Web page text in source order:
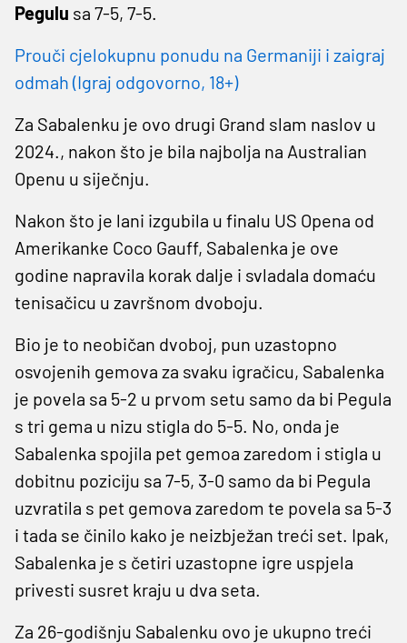
Pegulu sa 7-5, 7-5.
Prouči cjelokupnu ponudu na Germaniji i zaigraj
odmah (Igraj odgovorno, 18+)
Za Sabalenku je ovo drugi Grand slam naslov u
2024., nakon što je bila najbolja na Australian
Openu u siječnju.
Nakon što je lani izgubila u finalu US Opena od
Amerikanke Coco Gauff, Sabalenka je ove
godine napravila korak dalje i svladala domaću
tenisačicu u završnom dvoboju.
Bio je to neobičan dvoboj, pun uzastopno
osvojenih gemova za svaku igračicu, Sabalenka
je povela sa 5-2 u prvom setu samo da bi Pegula
s tri gema u nizu stigla do 5-5. No, onda je
Sabalenka spojila pet gemoa zaredom i stigla u
dobitnu poziciju sa 7-5, 3-0 samo da bi Pegula
uzvratila s pet gemova zaredom te povela sa 5-3
i tada se činilo kako je neizbježan treći set. Ipak,
Sabalenka je s četiri uzastopne igre uspjela
privesti susret kraju u dva seta.
Za 26-godišnju Sabalenku ovo je ukupno treći